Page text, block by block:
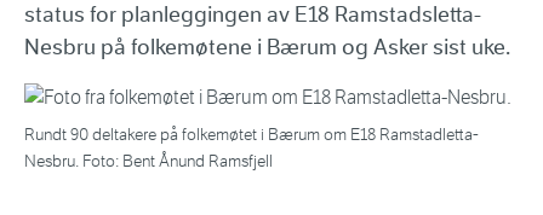
status for planleggingen av E18 Ramstadsletta-
Nesbru på folkemøtene i Bærum og Asker sist uke.
Rundt 90 deltakere på folkemøtet i Bærum om E18 Ramstadletta-
Nesbru. Foto: Bent Ånund Ramsfjell